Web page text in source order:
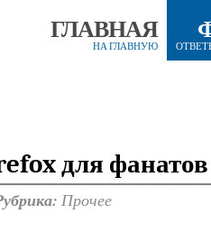
ГЛАВНАЯ
НА ГЛАВНУЮ
для
Прочее